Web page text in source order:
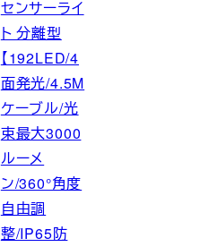
センサーライ
ト 分離型
【192LED/4
面発光/4.5M
ケーブル/光
束最大3000
ルーメ
ン/360°角度
自由調
整/IP65防